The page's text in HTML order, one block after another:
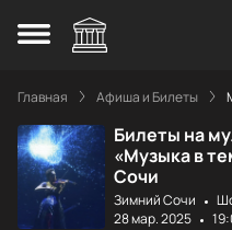
Главная Афиша и Билеты
Билеты на
«Музыка в
Сочи
Зимний Сочи
28 мар. 2025